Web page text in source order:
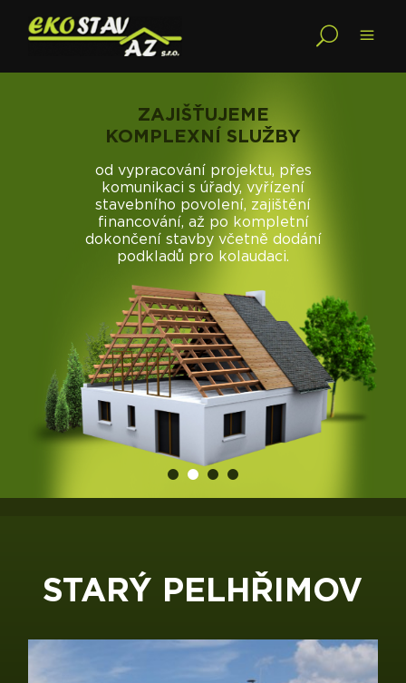
ZAJIŠŤUJEME
KOMPLEXNÍ SLUŽBY
od vypracování projektu, přes
komunikaci s úřady, vyřízení
stavebního povolení, zajištění
financování, až po kompletní
dokončení stavby včetně dodání
podkladů pro kolaudaci.
STARÝ PELHŘIMOV